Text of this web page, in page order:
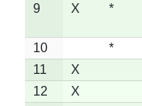
9
X *
10 *
11
X
12
X